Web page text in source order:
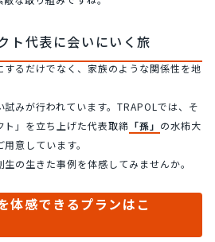
ト代表に会いにいく旅
るだけでなく、家族のような関係性を地
試みが行われています。TRAPOLでは、そ
」を立ち上げた代表取締 「孫」 の水柿大
意しています。
の生きた事例を体感してみませんか。
体感できるプランはこ